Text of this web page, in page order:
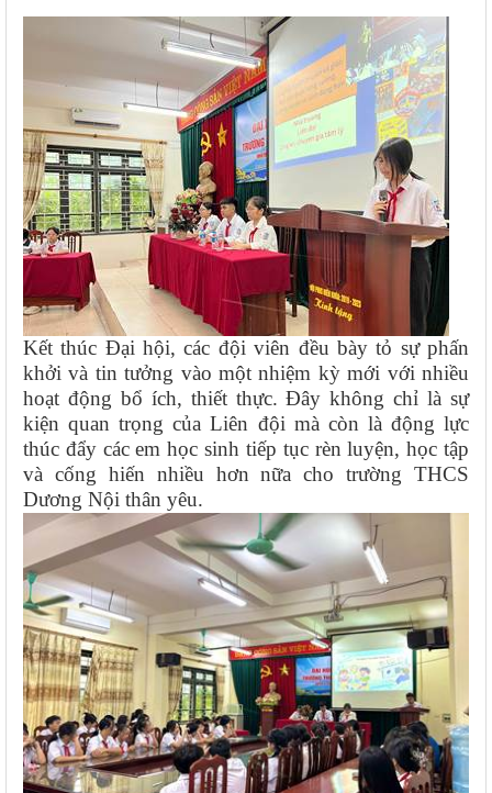
Kết thúc Đại hội, các đội viên đều bày tỏ sự phấn
khởi và tin tưởng vào một nhiệm kỳ mới với nhiều
hoạt động bổ ích, thiết thực. Đây không chỉ là sự
kiện quan trọng của Liên đội mà còn là động lực
thúc đẩy các em học sinh tiếp tục rèn luyện, học tập
và cống hiến nhiều hơn nữa cho trường THCS
Dương Nội thân yêu.